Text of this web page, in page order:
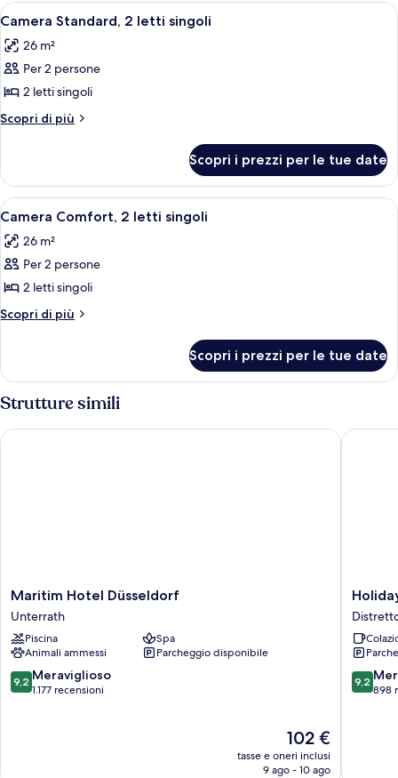
Apri
tutte
le
foto
per
Camera
letti
singoli
Biancheria da letto ipoallergenica,
7
Camera Standard, 2 letti singoli
26 m²
Per 2 persone
2 letti singoli
Scopri di più
Altri
Standard,
letti
Scopri i prezzi per le tue date
Apri
tutte
le
foto
per
Camera
letti
Camera Comfort, 2 letti singoli |
8
Camera Comfort, 2 letti singoli
26 m²
Per 2 persone
2 letti singoli
Scopri di più
Altri
Comfort,
2
letti
singoli
Scopri i prezzi per le tue date
Strutture simili
Maritim
Hotel
Düsseldorf
Unterrath
Maritim Hotel Düsseldorf
Unterrath
Piscina
Spa
Animali ammessi
Parcheggio disponibile
9.2
su
9,2 Meraviglioso
1.177 recensioni
Il
prezzo
attuale
102 €
tasse e oneri inclusi
9 ago - 10 ago
Maritim Hotel Düsseldorf
Holiday
Inn
Express
Airport
by
IHG
9.2
su
9,2
898
Holiday